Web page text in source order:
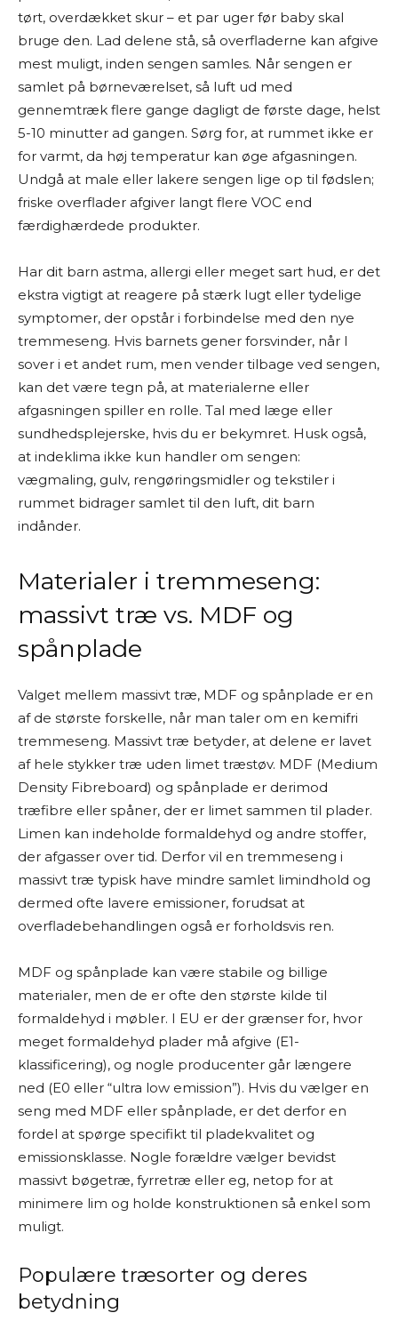
tørt, overdækket skur – et par uger før baby skal
bruge den. Lad delene stå, så overfladerne kan afgive
mest muligt, inden sengen samles. Når sengen er
samlet på børneværelset, så luft ud med
gennemtræk flere gange dagligt de første dage, helst
5-10 minutter ad gangen. Sørg for, at rummet ikke er
for varmt, da høj temperatur kan øge afgasningen.
Undgå at male eller lakere sengen lige op til fødslen;
friske overflader afgiver langt flere VOC end
færdighærdede produkter.
Har dit barn astma, allergi eller meget sart hud, er det
ekstra vigtigt at reagere på stærk lugt eller tydelige
symptomer, der opstår i forbindelse med den nye
tremmeseng. Hvis barnets gener forsvinder, når I
sover i et andet rum, men vender tilbage ved sengen,
kan det være tegn på, at materialerne eller
afgasningen spiller en rolle. Tal med læge eller
sundhedsplejerske, hvis du er bekymret. Husk også,
at indeklima ikke kun handler om sengen:
vægmaling, gulv, rengøringsmidler og tekstiler i
rummet bidrager samlet til den luft, dit barn
indånder.
Materialer i tremmeseng:
massivt træ vs. MDF og
spånplade
Valget mellem massivt træ, MDF og spånplade er en
af de største forskelle, når man taler om en kemifri
tremmeseng. Massivt træ betyder, at delene er lavet
af hele stykker træ uden limet træstøv. MDF (Medium
Density Fibreboard) og spånplade er derimod
træfibre eller spåner, der er limet sammen til plader.
Limen kan indeholde formaldehyd og andre stoffer,
der afgasser over tid. Derfor vil en tremmeseng i
massivt træ typisk have mindre samlet limindhold og
dermed ofte lavere emissioner, forudsat at
overfladebehandlingen også er forholdsvis ren.
MDF og spånplade kan være stabile og billige
materialer, men de er ofte den største kilde til
formaldehyd i møbler. I EU er der grænser for, hvor
meget formaldehyd plader må afgive (E1-
klassificering), og nogle producenter går længere
ned (E0 eller “ultra low emission”). Hvis du vælger en
seng med MDF eller spånplade, er det derfor en
fordel at spørge specifikt til pladekvalitet og
emissionsklasse. Nogle forældre vælger bevidst
massivt bøgetræ, fyrretræ eller eg, netop for at
minimere lim og holde konstruktionen så enkel som
muligt.
Populære træsorter og deres
betydning